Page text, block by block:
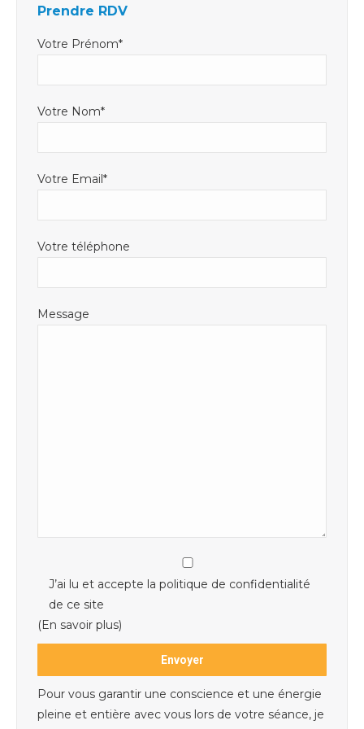
une
fenêtre
une
fenêtre
dans
nouvelle
Prendre RDV
Votre Prénom*
Votre Nom*
Votre Email*
Votre téléphone
Message
J’ai lu et accepte la politique de confidentialité
de ce site
(En savoir plus)
Pour vous garantir une conscience et une énergie
pleine et entière avec vous lors de votre séance, je